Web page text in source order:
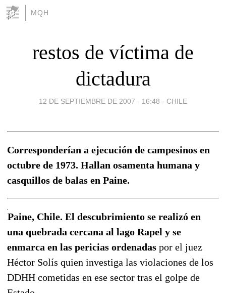
MQH
restos de víctima de
dictadura
12 DE SEPTIEMBRE DE 2007 - 16:48 - CHILE
Corresponderían a ejecución de campesinos en
octubre de 1973. Hallan osamenta humana y
casquillos de balas en Paine.
Paine, Chile. El descubrimiento se realizó en
una quebrada cercana al lago Rapel y se
enmarca en las pericias ordenadas por el juez
Héctor Solís quien investiga las violaciones de los
DDHH cometidas en ese sector tras el golpe de